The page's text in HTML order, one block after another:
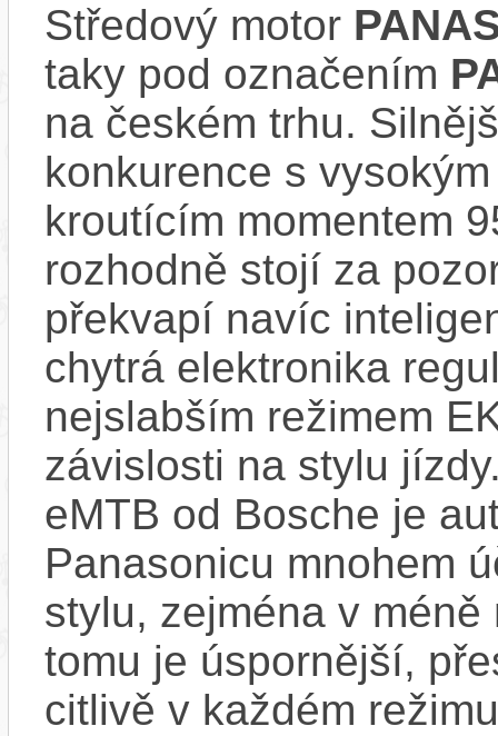
Středový motor
taky pod označením
na českém trhu.
konkurence s
kroutícím momentem
rozhodně stojí za
překvapí navíc
chytrá elektronika
nejslabším režimem
závislosti na stylu
eMTB od Bosche je
Panasonicu mnohem
stylu, zejména v
tomu je úspornější,
citlivě v každém